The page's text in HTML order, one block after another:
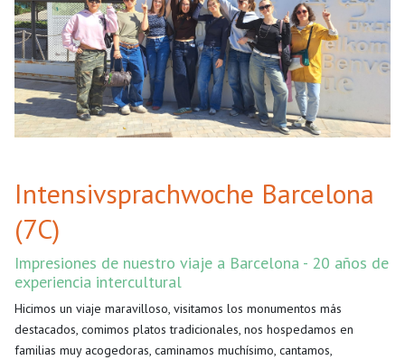
Intensivsprachwoche Barcelona
(7C)
Impresiones de nuestro viaje a Barcelona - 20 años de
experiencia intercultural
Hicimos un viaje maravilloso, visitamos los monumentos más
destacados, comimos platos tradicionales, nos hospedamos en
familias muy acogedoras, caminamos muchísimo, cantamos,